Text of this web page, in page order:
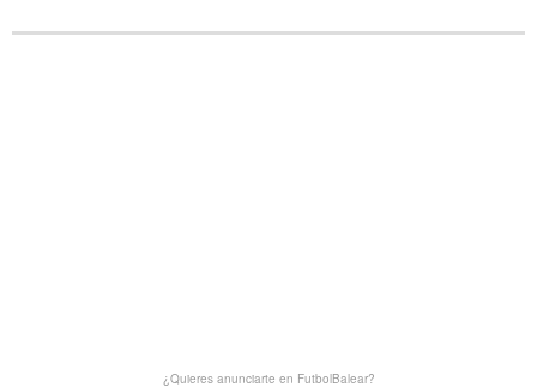
¿Quieres anunciarte en FutbolBalear?